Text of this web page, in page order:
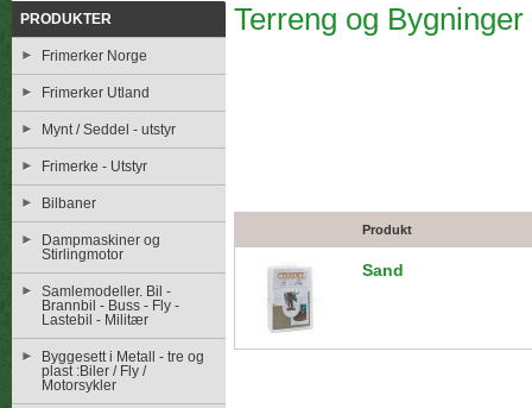
PRODUKTER
Frimerker Norge
Frimerker Utland
Mynt / Seddel - utstyr
Frimerke - Utstyr
Bilbaner
Dampmaskiner og
Stirlingmotor
Samlemodeller. Bil -
Brannbil - Buss - Fly -
Lastebil - Militær
Byggesett i Metall - tre og
plast :Biler / Fly /
Motorsykler
Terreng og Bygninger
Produkt
Sand